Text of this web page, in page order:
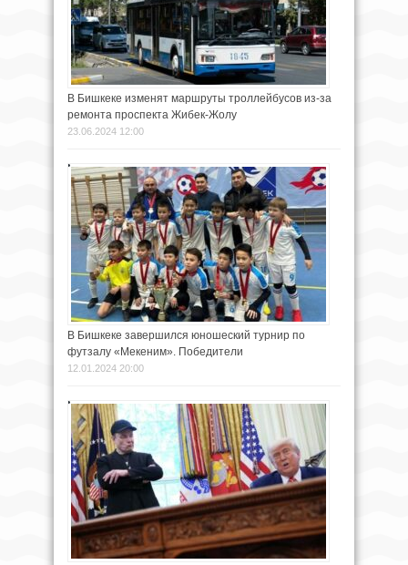
В Бишкеке изменят маршруты троллейбусов из-за
ремонта проспекта Жибек-Жолу
23.06.2024 12:00
В Бишкеке завершился юношеский турнир по
футзалу «Мекеним». Победители
12.01.2024 20:00